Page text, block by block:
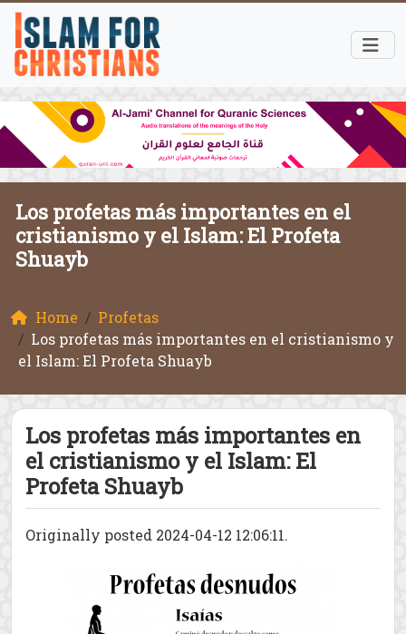
Los profetas más importantes en el
cristianismo y el Islam: El Profeta
Shuayb
Home
Profetas
Los profetas más importantes en el cristianismo y
el Islam: El Profeta Shuayb
Los profetas más importantes en
el cristianismo y el Islam: El
Profeta Shuayb
Originally posted 2024-04-12 12:06:11.